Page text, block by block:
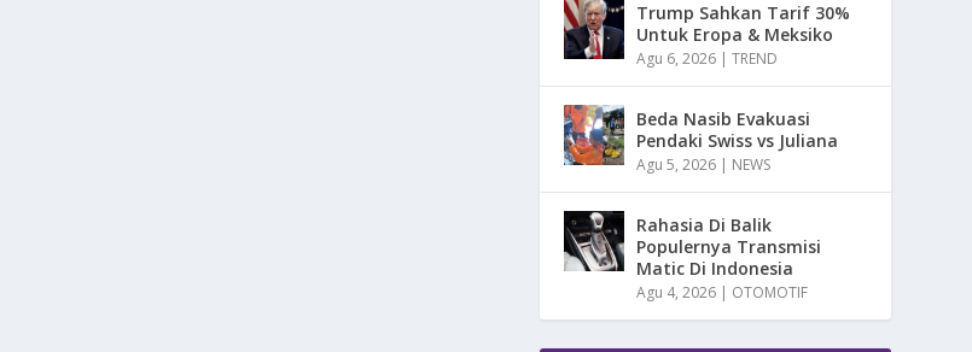
Trump Sahkan Tarif 30%
Untuk Eropa & Meksiko
Agu 6, 2026 |TREND
Beda Nasib Evakuasi
Pendaki Swiss vs Juliana
Agu 5, 2026 | NEWS
Rahasia Di Balik
Populernya Transmisi
Matic Di Indonesia
Agu 4, 2026 | OTOMOTIF